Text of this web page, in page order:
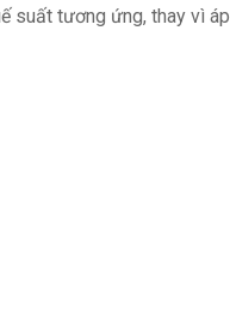
suất tương ứng, thay vì